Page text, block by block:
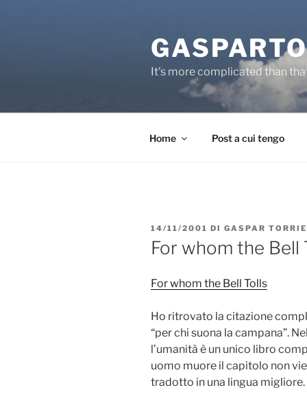
It's more complicated than
Home Post a cui tengo
PUBBLICATO
IL
14/11/2001 DI GASPAR
For whom the Bell
For whom the Bell Tolls
Ho ritrovato la citazione
“per chi suona la campana”.
l’umanità è un unico libro
uomo muore il capitolo non
tradotto in una lingua